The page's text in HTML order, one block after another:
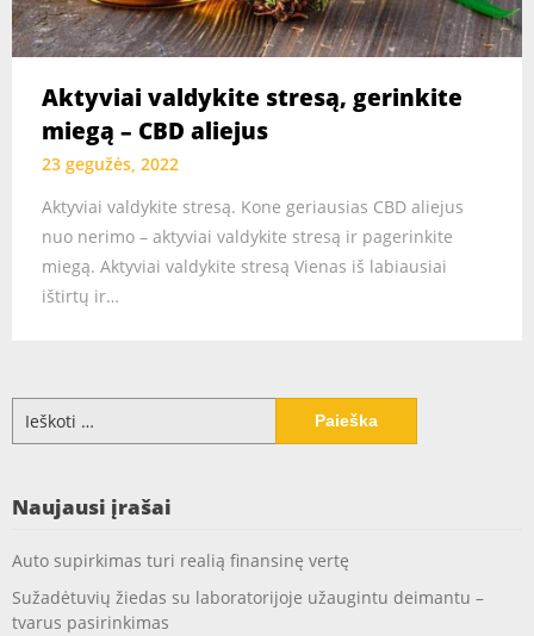
Aktyviai valdykite stresą, gerinkite
miegą – CBD aliejus
23 gegužės, 2022
Aktyviai valdykite stresą. Kone geriausias CBD aliejus
nuo nerimo – aktyviai valdykite stresą ir pagerinkite
miegą. Aktyviai valdykite stresą Vienas iš labiausiai
ištirtų ir…
Ieškoti:
Naujausi įrašai
Auto supirkimas turi realią finansinę vertę
Sužadėtuvių žiedas su laboratorijoje užaugintu deimantu –
tvarus pasirinkimas